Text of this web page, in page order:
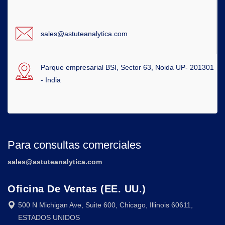
sales@astuteanalytica.com
Parque empresarial BSI, Sector 63, Noida UP- 201301
- India
Para consultas comerciales
sales@astuteanalytica.com
Oficina De Ventas (EE. UU.)
500 N Michigan Ave, Suite 600, Chicago, Illinois 60611,
ESTADOS UNIDOS